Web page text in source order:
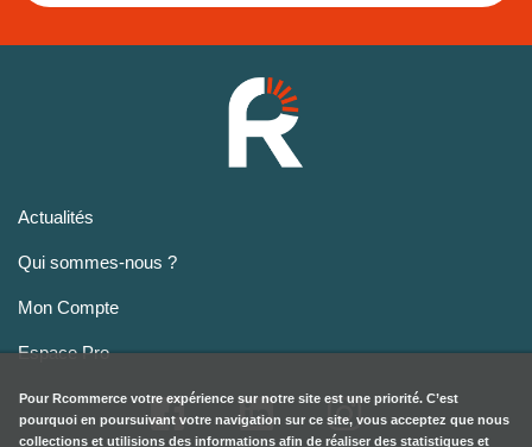
Actualités
Qui sommes-nous ?
Mon Compte
Espace Pro
Pour Rcommerce votre expérience sur notre site est une priorité. C’est
pourquoi en poursuivant votre navigation sur ce site, vous acceptez que nous
collections et utilisions des informations afin de réaliser des statistiques et